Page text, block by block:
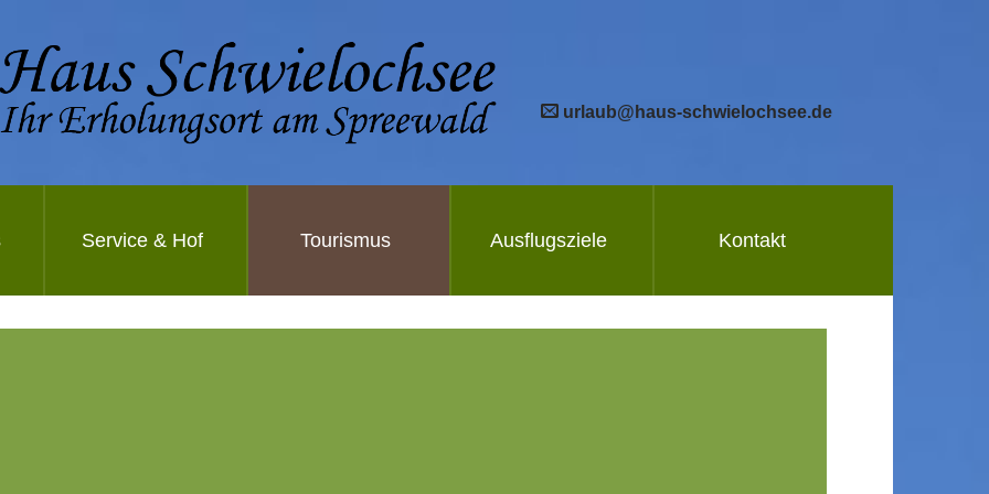
urlaub@haus-schwielochsee.de
Service & Hof Tourismus Ausflugsziele Kontakt